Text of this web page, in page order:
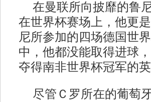
在曼联所向披靡的鲁
在世界杯赛场上，他更
尼所参加的四场德国世
中，他都没能取得进球
夺得南非世界杯冠军的
尽管Ｃ罗所在的葡萄